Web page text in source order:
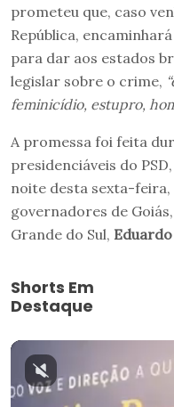
prometeu que, caso
República,
para dar aos estados
legislar sobre o crime,
feminicídio, estupro,
A promessa foi feita
presidenciáveis do
noite desta sexta-
governadores de Goiás,
Grande do Sul,
Shorts Em
Destaque